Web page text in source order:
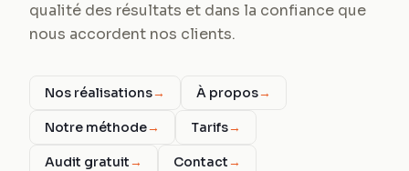
qualité des résultats et dans la confiance que
nous accordent nos clients.
Nos réalisations→ À propos→
Notre méthode→ Tarifs→
Audit gratuit→ Contact→